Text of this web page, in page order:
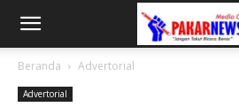
Beranda Advertorial
Advertorial